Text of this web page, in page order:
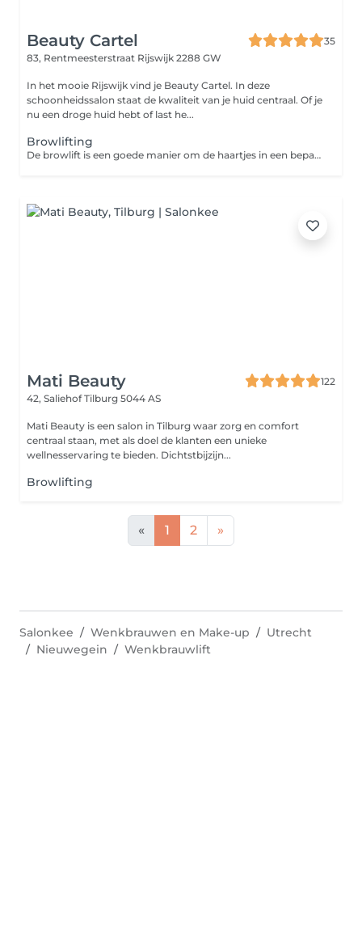
Beauty Cartel
35
83, Rentmeesterstraat Rijswijk 2288 GW
In het mooie Rijswijk vind je Beauty Cartel. In deze
schoonheidssalon staat de kwaliteit van je huid centraal. Of je
nu een droge huid hebt of last he...
Browlifting
De browlift is een goede manier om de haartjes in een bepaalde richting te brengen. Geschikt voor haartjes die af en toe een eigen wil hebben. Je hoeft je wenkbrauwen niet meer elke dag in model te brengen. Het resultaat blijft tot ongeveer 6 weken zichtbaar, afhankelijk van de groeicyclus van je wenkbrauwen.
Mati Beauty
122
42, SaliehofTilburg 5044 AS
Mati Beauty is een salon in Tilburg waar zorg en comfort
centraal staan, met als doel de klanten een unieke
wellnesservaring te bieden. Dichtstbijzijn...
Browlifting
« 1 2 »
Salonkee Wenkbrauwen en Make-up
Utrecht
Nieuwegein
Wenkbrauwlift